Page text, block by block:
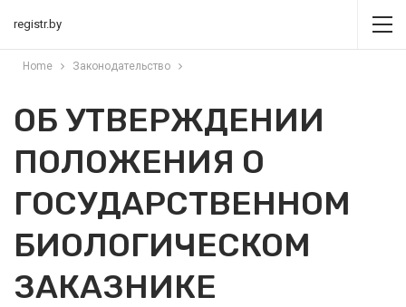
registr.by
Home Законодательство
ОБ УТВЕРЖДЕНИИ
ПОЛОЖЕНИЯ О
ГОСУДАРСТВЕННОМ
БИОЛОГИЧЕСКОМ
ЗАКАЗНИКЕ